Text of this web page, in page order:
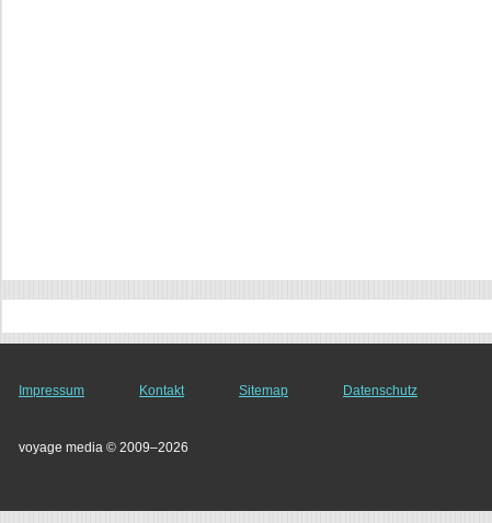
Impressum Kontakt Sitemap Datenschutz
voyage media © 2009–2026